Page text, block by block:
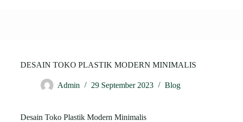
DESAIN TOKO PLASTIK MODERN MINIMALIS
Admin 29 September 2023 Blog
Desain Toko Plastik Modern Minimalis